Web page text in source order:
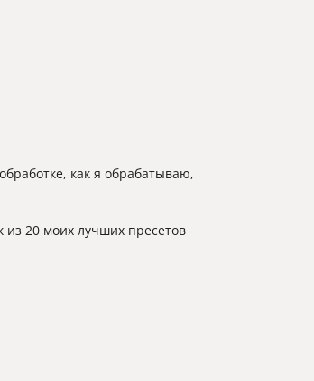
как я обрабатываю,
20 моих лучших пресетов